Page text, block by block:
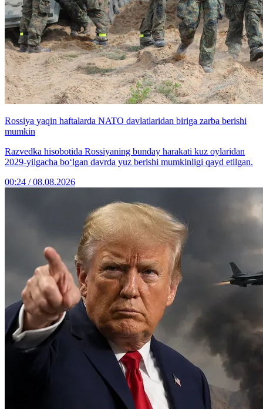
Rossiya yaqin haftalarda NATO davlatlaridan biriga zarba berishi
mumkin
Razvedka hisobotida Rossiyaning bunday harakati kuz oylaridan
2029-yilgacha bo‘lgan davrda yuz berishi mumkinligi qayd etilgan.
00:24 / 08.08.2026